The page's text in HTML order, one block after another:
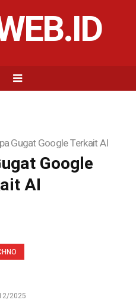
Gugat Google Terkait AI
Google
AI
2025